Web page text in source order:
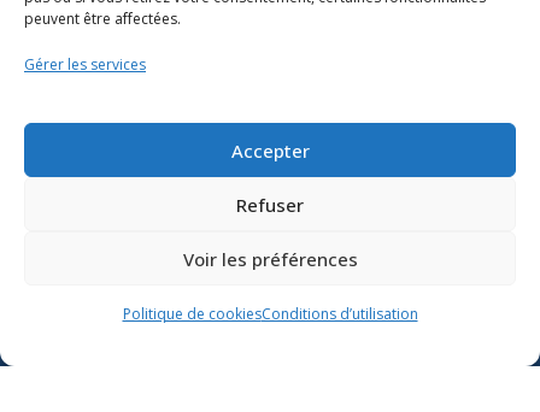
peuvent être affectées.
Gérer les services
Accepter
Refuser
Voir les préférences
Politique de cookiesConditions d’utilisation
Soutien scolaire
Formation
ministère de l’Éducation sur